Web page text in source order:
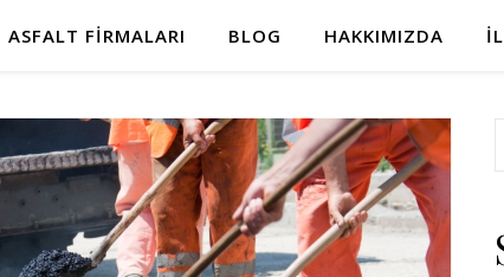
ASFALT FIRMALARI BLOG HAKKIMIZDA